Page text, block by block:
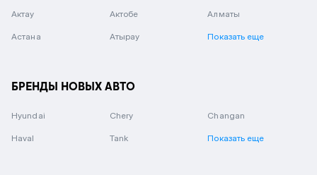
Актау Актобе Алматы
Астана Атырау Показать еще
БРЕНДЫ НОВЫХ АВТО
Hyundai Chery Changan
Haval Tank Показать еще